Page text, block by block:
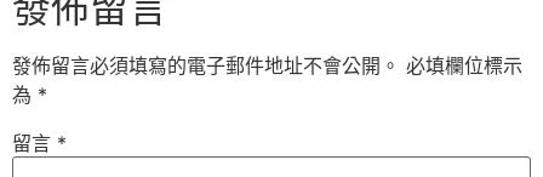
發佈留言必須填寫的電子郵件地址不會公開。 必填欄位標示
為 *
留言 *